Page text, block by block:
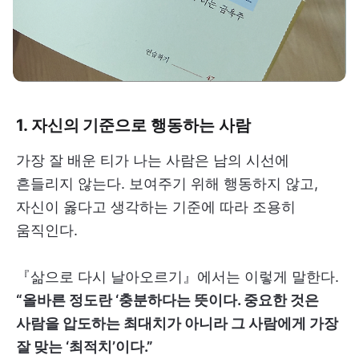
1. 자신의 기준으로 행동하는 사람
가장 잘 배운 티가 나는 사람은 남의 시선에
흔들리지 않는다. 보여주기 위해 행동하지 않고,
자신이 옳다고 생각하는 기준에 따라 조용히
움직인다.
『삶으로 다시 날아오르기』에서는 이렇게 말한다.
“올바른 정도란 ‘충분하다는 뜻이다. 중요한 것은
사람을 압도하는 최대치가 아니라 그 사람에게 가장
잘 맞는 ‘최적치’이다.”